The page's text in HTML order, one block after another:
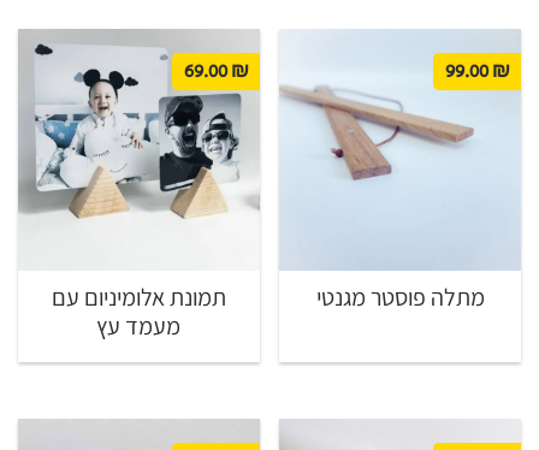
₪
99.00
מתלה פוסטר מגנטי
₪
69.00
תמונת אלומיניום עם
מעמד עץ